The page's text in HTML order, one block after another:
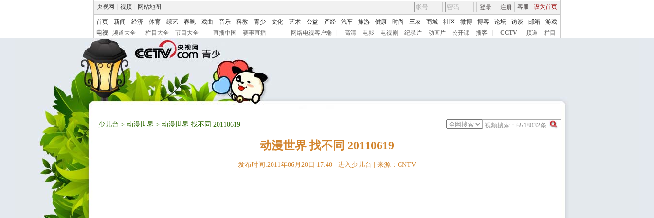
央视网 视频 网站地图 客服 设为首页
登录 注册
首页 新闻 经济 体育 综艺 春晚 戏曲 音乐 科教 青少 文化 艺术 公益 产经 汽车 旅游 健康 时尚 三农 商城 社区 微博 博客 论坛 访谈 邮箱
游戏
电视
频道大全 栏目大全 节目大全 直播中国 赛事直播 网络电视客户端 高清 电影 电视剧 纪录片 动画片 公开课 播客 CCTV 频道 栏目
少儿台 > 动漫世界 > 动漫世界 找不同 20110619
动漫世界 找不同 20110619
发布时间:2011年06月20日 17:40 | 进入少儿台 来源：CNTV